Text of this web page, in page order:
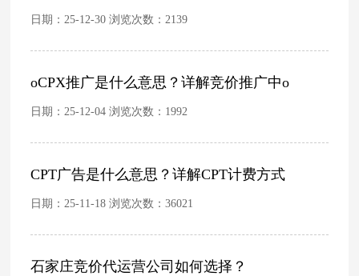
日期：25-12-30 浏览次数：2139
oCPX推广是什么意思？详解竞价推广中o
日期：25-12-04 浏览次数： 1992
CPT广告是什么意思？详解CPT计费方式
日期：25-11-18 浏览次数：36021
石家庄竞价代运营公司如何选择？